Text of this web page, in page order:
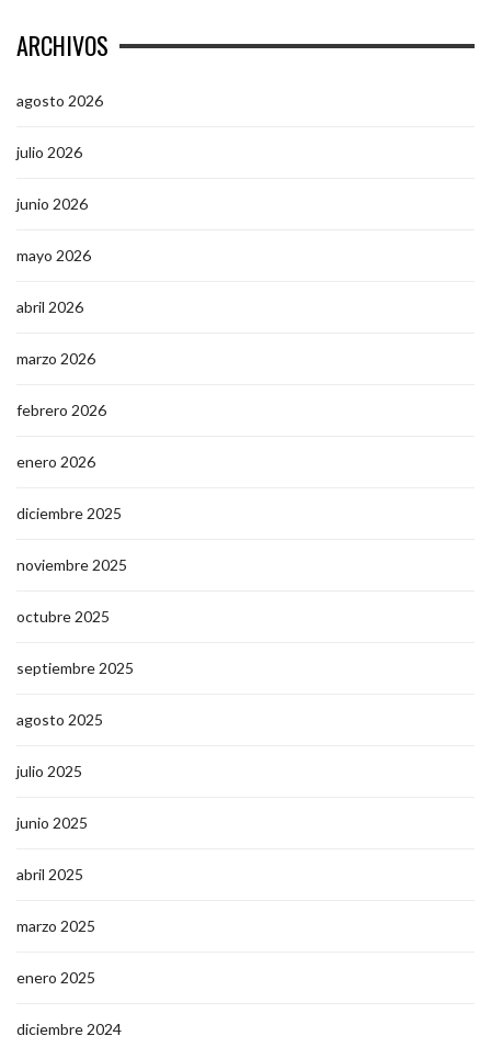
ARCHIVOS
agosto 2026
julio 2026
junio 2026
mayo 2026
abril 2026
marzo 2026
febrero 2026
enero 2026
diciembre 2025
noviembre 2025
octubre 2025
septiembre 2025
agosto 2025
julio 2025
junio 2025
abril 2025
marzo 2025
enero 2025
diciembre 2024